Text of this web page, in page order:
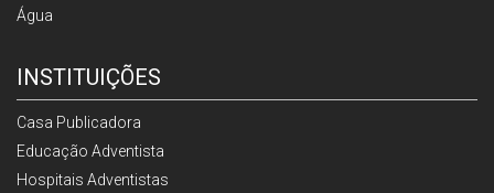
Água
INSTITUIÇÕES
Casa Publicadora
Educação Adventista
Hospitais Adventistas